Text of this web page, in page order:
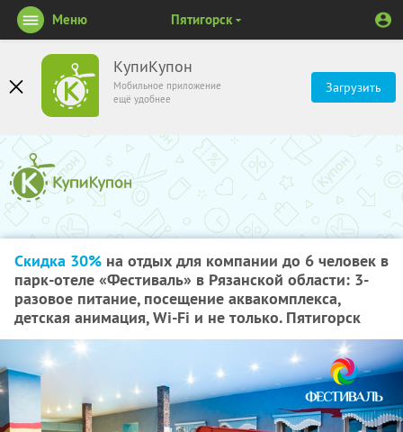
КупиКупон
Мобильное приложение
ещё удобнее
Загрузить
Меню Пятигорск
Скидка 30% на отдых для компании до 6 человек в
парк-отеле «Фестиваль» в Рязанской области: 3-
разовое питание, посещение аквакомплекса,
детская анимация, Wi-Fi и не только. Пятигорск